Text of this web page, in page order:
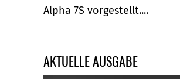
Alpha 7S vorgestellt....
AKTUELLE AUSGABE